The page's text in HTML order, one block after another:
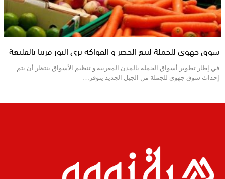
سوق جهوي للجملة لبيع الخضر و الفواكه يرى النور قريبا بالقليعة
في إطار تطوير أسواق الجملة بالمدن المغربية و تنظيم الأسواق ينتظر أن يتم
إحداث سوق جهوي للجملة من الجيل الجديد يتوفر…